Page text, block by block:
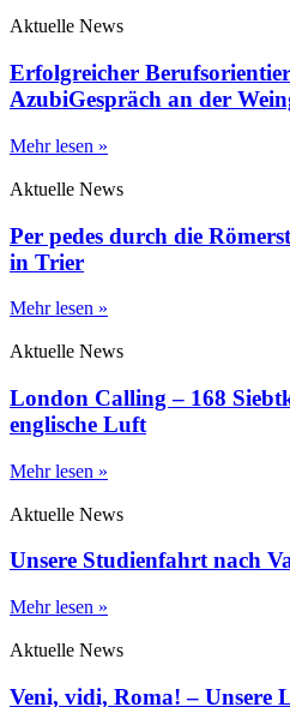
Aktuelle News
Erfolgreicher
AzubiGespräch an der
Mehr lesen »
Aktuelle News
Per pedes durch die
in Trier
Mehr lesen »
Aktuelle News
London Calling – 168
englische Luft
Mehr lesen »
Aktuelle News
Unsere Studienfahrt nach
Mehr lesen »
Aktuelle News
Veni, vidi, Roma! – Unsere